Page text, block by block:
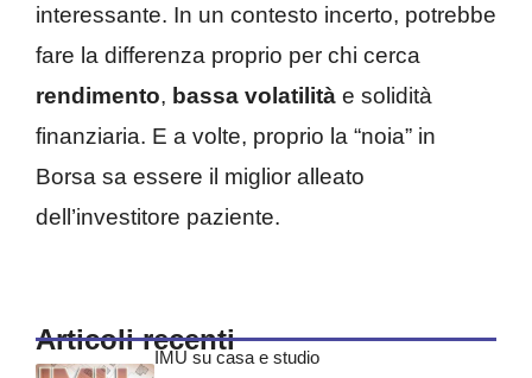
interessante. In un contesto incerto, potrebbe
fare la differenza proprio per chi cerca
rendimento, bassa volatilità e solidità
finanziaria. E a volte, proprio la “noia” in
Borsa sa essere il miglior alleato
dell’investitore paziente.
Articoli recenti
IMU su casa e studio